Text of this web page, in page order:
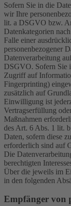
Sofern Sie in die
wir Ihre
lit. a DSGVO bzw.
Datenkategorien
Falle einer
personenbezogener
Datenverarbeitung
DSGVO. Sofern Sie
Zugriff auf
Fingerprinting)
zusätzlich auf
Einwilligung ist
Vertragserfüllung
Maßnahmen
des Art. 6 Abs. 1 lit.
Daten, sofern diese
erforderlich sind auf
Die
berechtigten
Über die jeweils im
in den folgenden
Empfänger von